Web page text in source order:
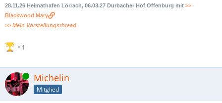
28.11.26 Heimathafen Lörrach, 06.03.27 Durbacher Hof Offenburg mit >>
Blackwood Mary
>> Mein Vorstellungsthread
1
Online Michelin
Mitglied